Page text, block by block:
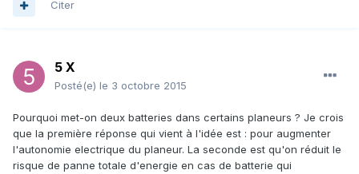
Citer
5 X
Posté(e) le 3 octobre 2015
Pourquoi met-on deux batteries dans certains planeurs ? Je crois
que la première réponse qui vient à l'idée est : pour augmenter
l'autonomie electrique du planeur. La seconde est qu'on réduit le
risque de panne totale d'energie en cas de batterie qui